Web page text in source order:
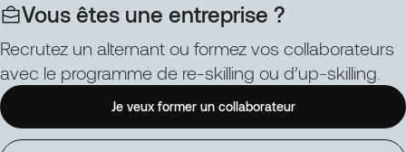
Vous êtes une entreprise ?
Recrutez un alternant ou formez vos collaborateurs
avec le programme de re-skilling ou d’up-skilling.
Je veux former un collaborateur